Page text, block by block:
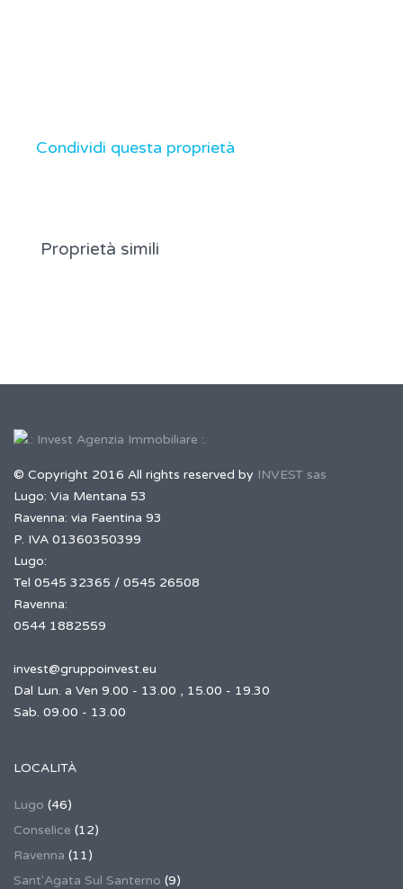
Condividi questa proprietà
Proprietà simili
© Copyright 2016 All rights reserved by INVEST sas
Lugo: Via Mentana 53
Ravenna: via Faentina 93
P. IVA 01360350399
Lugo:
Tel 0545 32365 / 0545 26508
Ravenna:
0544 1882559
invest@gruppoinvest.eu
Dal Lun. a Ven 9.00 - 13.00 , 15.00 - 19.30
Sab. 09.00 - 13.00
LOCALITÀ
Lugo (46)
Conselice (12)
Ravenna (11)
Sant'Agata Sul Santerno (9)